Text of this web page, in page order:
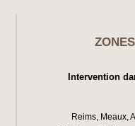
Intervention
Reims, Meaux,